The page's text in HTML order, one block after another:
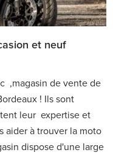
et neuf
,magasin de vente de
! Ils sont
leur expertise et
aider à trouver la moto
dispose d'une large